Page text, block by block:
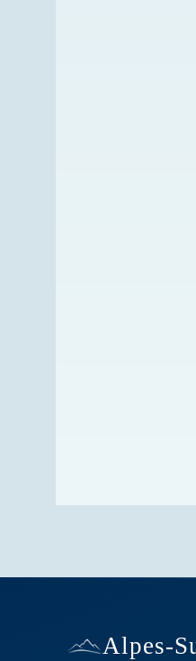
Alpes-